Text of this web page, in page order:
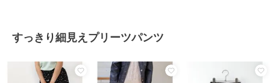
すっきり細見えプリーツパンツ